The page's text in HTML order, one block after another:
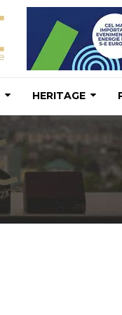
HERITAGE